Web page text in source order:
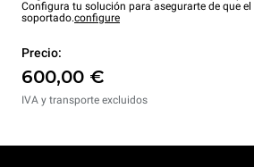
Configura tu solución para asegurarte de que el
soportado.configure
Precio:
600,00 €
IVA y transporte excluidos